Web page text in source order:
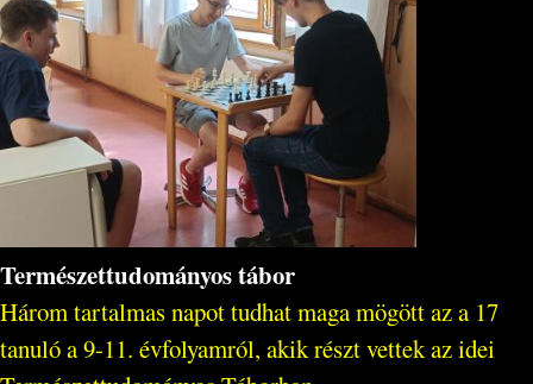
Természettudományos tábor
Három tartalmas napot tudhat maga mögött az a 17
tanuló a 9-11. évfolyamról, akik részt vettek az idei